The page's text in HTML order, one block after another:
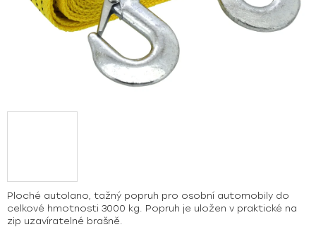
Ploché autolano, tažný popruh pro osobní automobily do
celkové hmotnosti 3000 kg. Popruh je uložen v praktické na
zip uzavíratelné brašně.